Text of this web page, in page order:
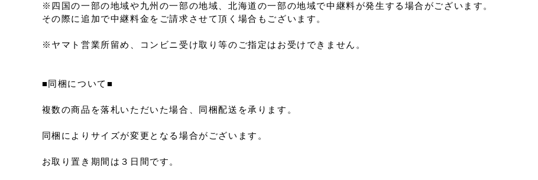
※四国の一部の地域や九州の一部の地域、北海道の一部の地域で中継料が発生する場合がございます。
その際に追加で中継料金をご請求させて頂く場合もございます。
※ヤマト営業所留め、コンビニ受け取り等のご指定はお受けできません。
■同梱について■
複数の商品を落札いただいた場合、同梱配送を承ります。
同梱によりサイズが変更となる場合がございます。
お取り置き期間は３日間です。